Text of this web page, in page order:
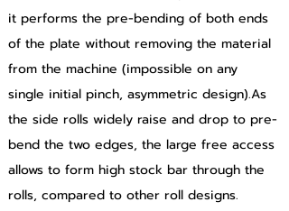
it performs the pre-bending of both ends
of the plate without removing the material
from the machine (impossible on any
single initial pinch, asymmetric design).As
the side rolls widely raise and drop to pre-
bend the two edges, the large free access
allows to form high stock bar through the
rolls, compared to other roll designs.